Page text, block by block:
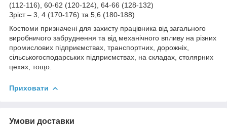
(112-116), 60-62 (120-124), 64-66 (128-132)
Зріст – 3, 4 (170-176) та 5,6 (180-188)
Костюми призначені для захисту працівника від загального
виробничого забруднення та від механічного впливу на різних
промислових підприємствах, транспортних, дорожніх,
сільськогосподарських підприємствах, на складах, столярних
цехах, тощо.
Приховати
Умови доставки